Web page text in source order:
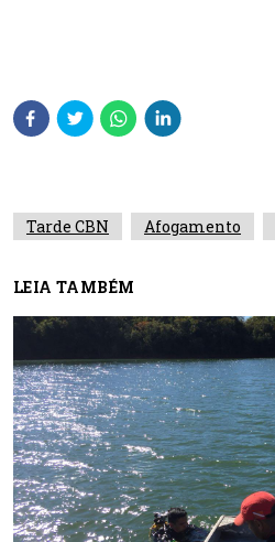
Tarde CBN Afogamento
LEIA TAMBÉM